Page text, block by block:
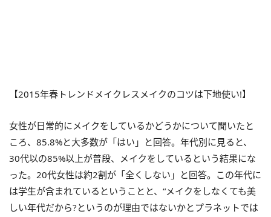
【2015年春トレンドメイクレスメイクのコツは下地使い!】
女性が日常的にメイクをしているかどうかについて聞いたと
ころ、85.8%と大多数が「はい」と回答。年代別に見ると、
30代以の85%以上が普段、メイクをしているという結果にな
った。20代女性は約2割が「全くしない」と回答。この年代に
は学生が含まれているということと、“メイクをしなくても美
しい年代だから?というのが理由ではないかとプラネットでは